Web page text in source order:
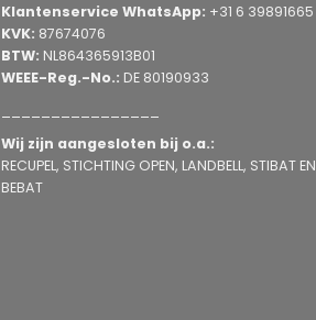
Klantenservice WhatsApp: +31 6 39891665
KVK: 87674076
BTW: NL864365913B01
WEEE-Reg.-No.: DE 80190933
Wij zijn aangesloten bij o.a.:
RECUPEL, STICHTING OPEN, LANDBELL, STIBAT EN
BEBAT